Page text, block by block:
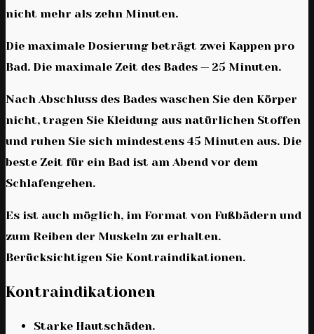
nicht mehr als zehn Minuten.
Die maximale Dosierung beträgt zwei Kappen pro
Bad. Die maximale Zeit des Bades — 25 Minuten.
Nach Abschluss des Bades waschen Sie den Körper
nicht, tragen Sie Kleidung aus natürlichen Stoffen
und ruhen Sie sich mindestens 45 Minuten aus. Die
beste Zeit für ein Bad ist am Abend vor dem
Schlafengehen.
Es ist auch möglich, im Format von Fußbädern und
zum Reiben der Muskeln zu erhalten.
Berücksichtigen Sie Kontraindikationen.
Kontraindikationen
Starke Hautschäden.